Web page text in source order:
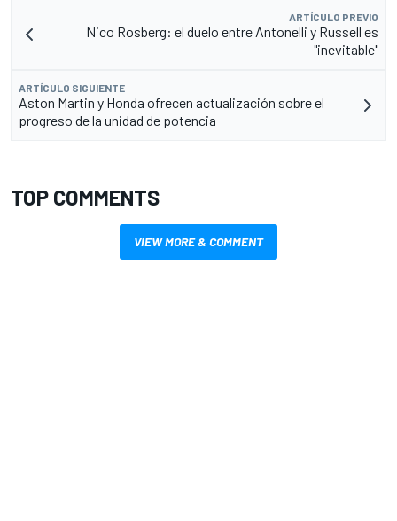
ARTÍCULO PREVIO
Nico Rosberg: el duelo entre Antonelli y Russell es
"inevitable"
ARTÍCULO SIGUIENTE
Aston Martin y Honda ofrecen actualización sobre el
progreso de la unidad de potencia
TOP COMMENTS
VIEW MORE & COMMENT